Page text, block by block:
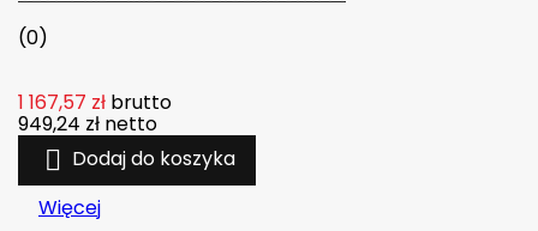
(0)
1 167,57 zł brutto
949,24 zł netto
 Dodaj do koszyka
Więcej